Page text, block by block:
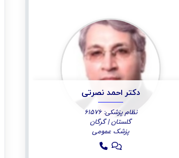
دکتر احمد نصرتی
نظام پزشکی: 61576
گلستان | گرگان
پزشک عمومی